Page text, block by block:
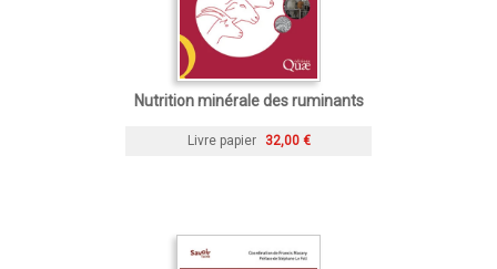
Nutrition minérale des ruminants
Livre papier 32,00 €